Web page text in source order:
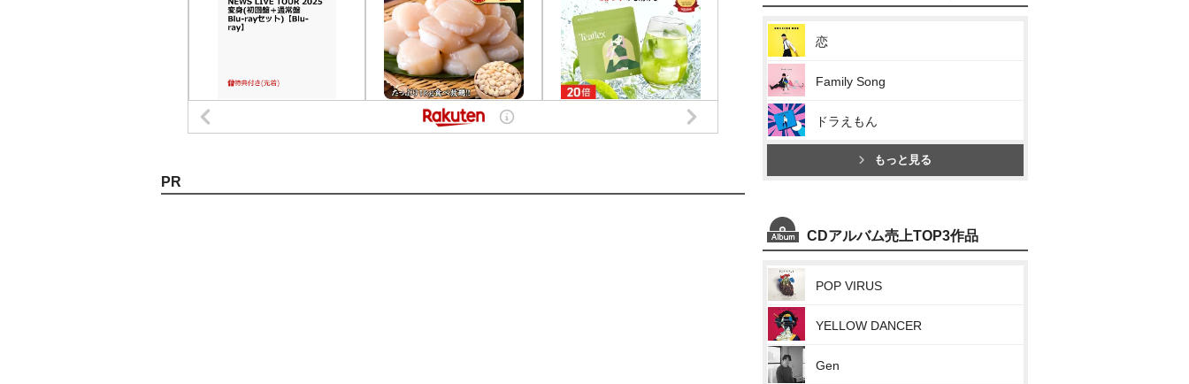
PR
恋
Family Song
ドラえもん
もっと見る
CDアルバム売上TOP3作品
POP VIRUS
YELLOW DANCER
Gen